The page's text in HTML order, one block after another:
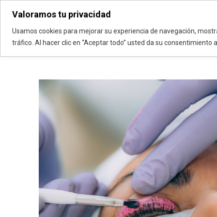
Valoramos tu privacidad
Usamos cookies para mejorar su experiencia de navegación,
tráfico. Al hacer clic en “Aceptar todo” usted da su consentimiento
Vanadis